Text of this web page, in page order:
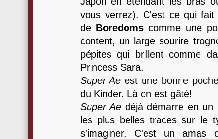
vous verrez). C'est ce qui fait
de Boredomscomme une
content, un large sourire
pépites qui brillent comme
Princess Sara.
Super Ae est une bonne
du Kinder. Là on est gâté!
Super Aedéjà démarre en un
les plus belles traces sur le
s'imaginer. C'est un amas